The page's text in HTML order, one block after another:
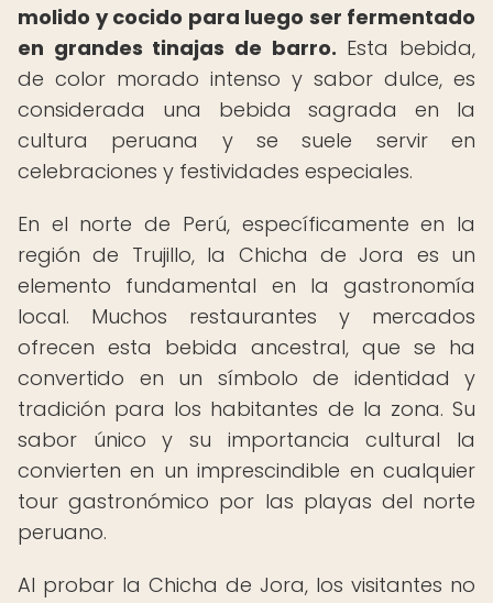
molido y cocido para luego ser fermentado
en grandes tinajas de barro. Esta bebida,
de color morado intenso y sabor dulce, es
considerada una bebida sagrada en la
cultura peruana y se suele servir en
celebraciones y festividades especiales.
En el norte de Perú, específicamente en la
región de Trujillo, la Chicha de Jora es un
elemento fundamental en la gastronomía
local. Muchos restaurantes y mercados
ofrecen esta bebida ancestral, que se ha
convertido en un símbolo de identidad y
tradición para los habitantes de la zona. Su
sabor único y su importancia cultural la
convierten en un imprescindible en cualquier
tour gastronómico por las playas del norte
peruano.
Al probar la Chicha de Jora, los visitantes no